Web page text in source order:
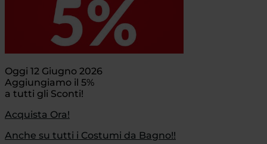
Oggi 12 Giugno 2026
Aggiungiamo il 5%
a tutti gli Sconti!
Acquista Ora!
Anche su tutti i Costumi da Bagno!!